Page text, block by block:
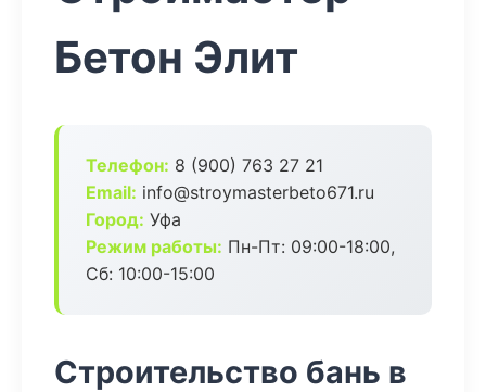
Бетон Элит
Телефон: 8 (900) 763 27 21
Email: info@stroymasterbeto671.ru
Город: Уфа
Режим работы: Пн-Пт: 09:00-18:00,
Сб: 10:00-15:00
Строительство бань в